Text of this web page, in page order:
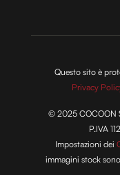
Questo sito è
Privacy
© 2025 COCOON
P.IVA
Impostazioni dei
immagini stock